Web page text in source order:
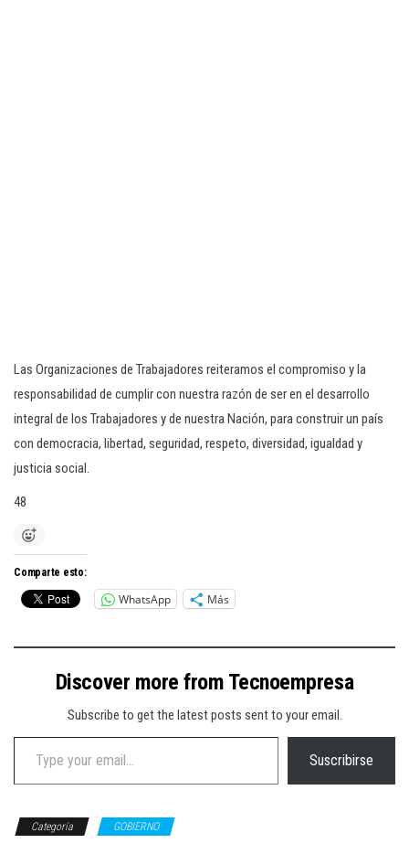
Las Organizaciones de Trabajadores reiteramos el compromiso y la
responsabilidad de cumplir con nuestra razón de ser en el desarrollo
integral de los Trabajadores y de nuestra Nación, para construir un país
con democracia, libertad, seguridad, respeto, diversidad, igualdad y
justicia social.
48
Comparte esto:
WhatsApp Más
Discover more from Tecnoempresa
Subscribe to get the latest posts sent to your email.
Type your email…
Suscribirse
Categoría GOBIERNO